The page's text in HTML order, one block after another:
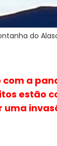
do
a
estão